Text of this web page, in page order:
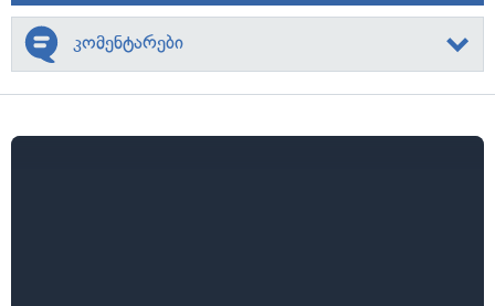
კომენტარები